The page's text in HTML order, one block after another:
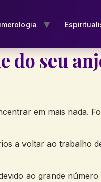
do seu
em mais nada.
a voltar ao trabalho
ao grande